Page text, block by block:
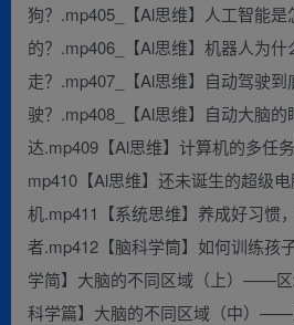
狗？.mp405_【Al思维】人工智能
的？.mp406_【Al思维】机器人为
走？.mp407_【Al思维】自动驾驶到
驶？.mp408_【Al思维】自动大脑
达.mp409【Al思维】计算机的多任
mp410【Al思维】还未诞生的超级
机.mp411【系统思维】养成好习惯
者.mp412【脑科学筒】如何训练孩
学简】大脑的不同区域（上）——区
科学篇】大脑的不同区域（中）